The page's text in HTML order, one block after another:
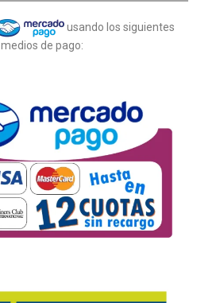
usando los siguientes
medios de pago: